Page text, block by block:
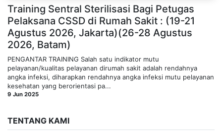
Training Sentral Sterilisasi Bagi Petugas
Pelaksana CSSD di Rumah Sakit : (19-21
Agustus 2026, Jakarta)(26-28 Agustus
2026, Batam)
PENGANTAR TRAINING Salah satu indikator mutu
pelayanan/kualitas pelayanan dirumah sakit adalah rendahnya
angka infeksi, diharapkan rendahnya angka infeksi mutu pelayanan
kesehatan yang berorientasi pa...
9 Jun 2025
TENTANG KAMI